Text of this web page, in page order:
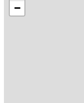
−